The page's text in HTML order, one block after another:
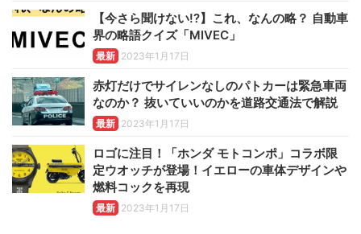
【今さら聞けない!?】これ、なんの略？ 自動車
界の略語クイズ「MIVEC」
最新 2023年1月17日
赤灯だけでサイレンなしのパトカーは緊急車両
なのか？ 抜いていいのかを道路交通法で解説
最新 2023年1月17日
ロゴに注目！「ホンダ モトコンポ」コラボ限
定ウオッチが登場！イエローの車体デザインや
燃料コックを再現
最新 2023年1月17日